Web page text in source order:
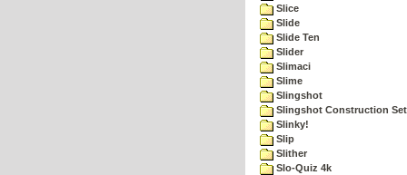
Slice
Slide
Slide Ten
Slider
Slimaci
Slime
Slingshot
Slingshot Construction Set
Slinky!
Slip
Slither
Slo-Quiz 4k